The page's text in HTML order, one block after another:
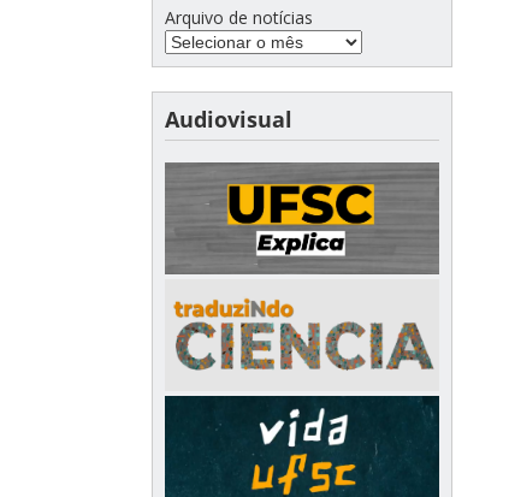
Arquivo de notícias
Audiovisual